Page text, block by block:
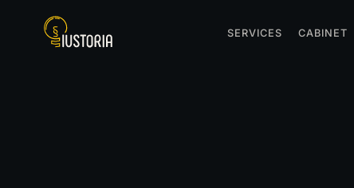
SERVICES CABINET